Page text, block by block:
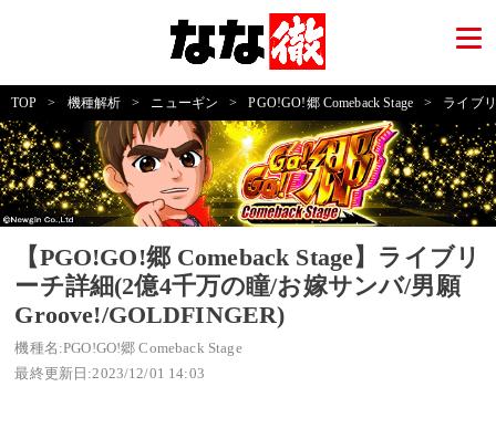
TOP > 機種解析 > ニューギン > PGO!GO!郷 Comeback Stage > ライブ
【PGO!GO!郷 Comeback Stage】ライブリ
ーチ詳細(2億4千万の瞳/お嫁サンバ/男願
Groove!/GOLDFINGER)
機種名:PGO!GO!郷 Comeback Stage
最終更新日:2023/12/01 14:03